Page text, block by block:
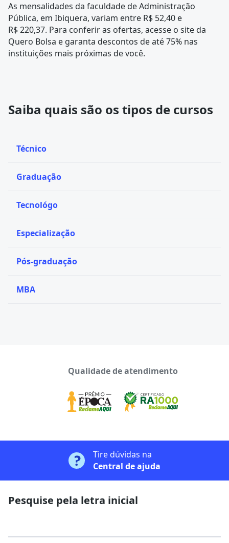
As mensalidades da faculdade de Administração
Pública, em Ibiquera, variam entre R$ 52,40 e
R$ 220,37. Para conferir as ofertas, acesse o site da
Quero Bolsa e garanta descontos de até 75% nas
instituições mais próximas de você.
Saiba quais são os tipos de cursos
Técnico
Graduação
Tecnológo
Especialização
Pós-graduação
MBA
Qualidade de atendimento
Tire dúvidas na
Central de ajuda
Pesquise pela letra inicial